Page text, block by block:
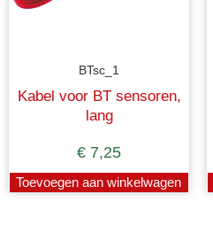
BTsc_1
Kabel voor BT sensoren,
lang
€ 7,25
Toevoegen aan winkelwagen